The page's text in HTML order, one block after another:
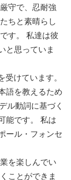
守で、忍耐強
ちと素晴らし
す。 私達は彼
と思っていま
けています。
語を教えるため
ル動詞に基づく
能です。 私は
ール・フォンセ
を楽しんでい
ことができま